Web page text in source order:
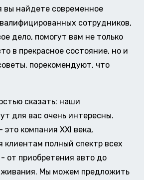
вы найдете современное
сотрудников,
дело, помогут вам не только
в прекрасное состояние, но и
порекомендуют, что
сказать: наши
для вас очень интересны.
компания XXI века,
клиентам полный спектр всех
от приобретения авто до
Мы можем предложить